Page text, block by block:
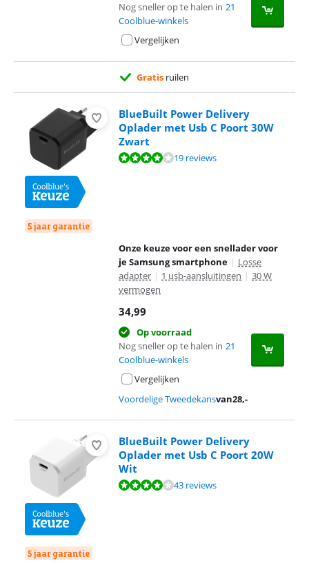
Nog sneller op te halen in 21
Coolblue-winkels
Vergelijken
Gratis ruilen
5 jaar garantie
BlueBuilt Power Delivery
Oplader met Usb C Poort 30W
Zwart
Beoordeling is 8,2 van de 10, gebaseerd op 19 reviews.
19 reviews
Onze keuze voor een snellader voor
je Samsung smartphone | Losse
adapter | 1 usb-aansluitingen | 30 W
vermogen
34,99
Op voorraad
Nog sneller op te halen in 21
Coolblue-winkels
Vergelijken
Voordelige Tweedekansvan28,-
5 jaar garantie
BlueBuilt Power Delivery
Oplader met Usb C Poort 20W
Wit
Beoordeling is 7,5 van de 10, gebaseerd op 43 reviews.
43 reviews